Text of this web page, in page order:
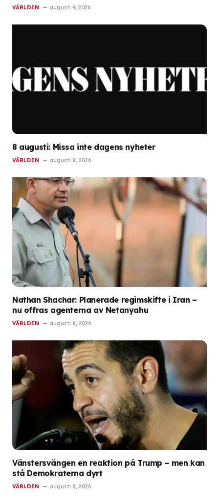
VÄRLDEN augusti 9, 2026
8 augusti: Missa inte dagens nyheter
VÄRLDEN augusti 8, 2026
Nathan Shachar: Planerade regimskifte i Iran –
nu offras agenterna av Netanyahu
VÄRLDEN augusti 8, 2026
Vänstersvängen en reaktion på Trump – men kan
stå Demokraterna dyrt
VÄRLDEN augusti 8, 2026